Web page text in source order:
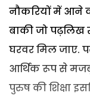
नौकरियों में आने
बाकी जो पढ़लिख
घरवर मिल जाए.
आर्थिक रूप से
पुरुष की शिक्षा